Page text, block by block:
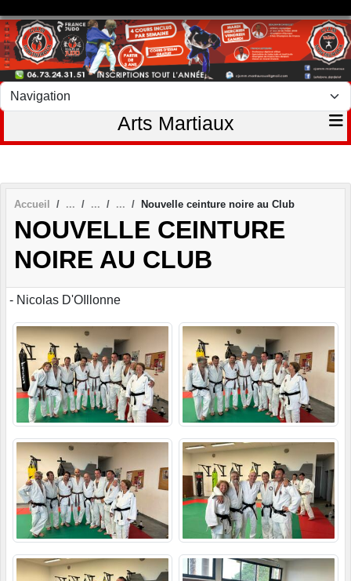
Arts Martiaux
Accueil Nouvelle ceinture noire au Club
NOUVELLE CEINTURE
NOIRE AU CLUB
- Nicolas D'OIllonne